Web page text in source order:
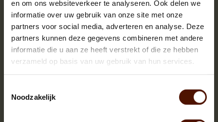
en om ons websiteverkeer te analyseren. Ook delen we
informatie over uw gebruik van onze site met onze
partners voor social media, adverteren en analyse. Deze
partners kunnen deze gegevens combineren met andere
informatie die u aan ze heeft verstrekt of die ze hebben
verzameld op basis van uw gebruik van hun services.
Noodzakelijk